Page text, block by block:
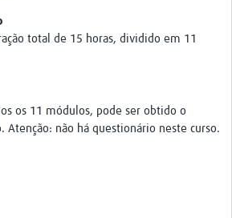
total de 15 horas, dividido em 11
os 11 módulos, pode ser obtido o
Atenção: não há questionário neste curso.